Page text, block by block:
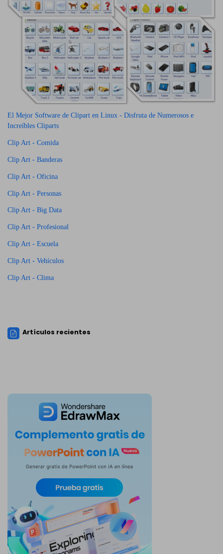
El Mejor Software de Clipart en Linux - Disfruta de Numerosos e
Increíbles Cliparts
Clip Art - Comida
Clip Art - Banderas
Clip Art - Oficina
Clip Art - Personas
Clip Art - Big Data
Clip Art - Profesional
Clip Art - Escuela
Clip Art - Vehículos
Clip Art - Clima
Artículos recientes